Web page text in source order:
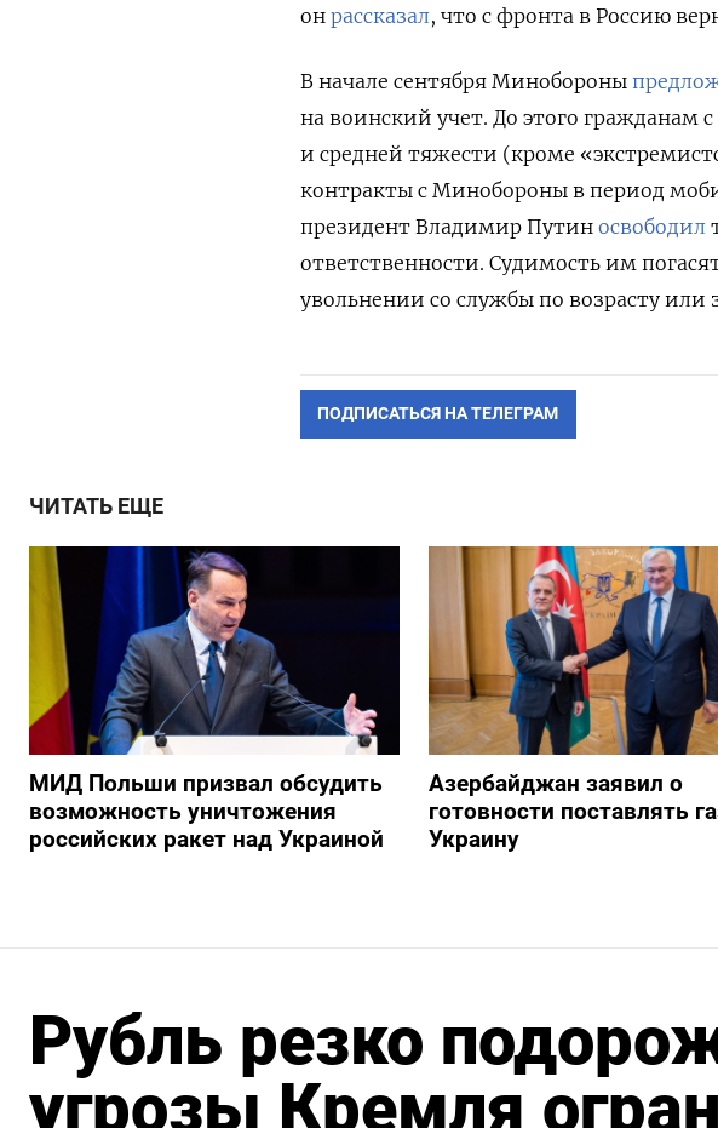
он рассказал, что с фронта в Россию
В начале сентября Минобороны
на воинский учет. До этого гражданам
и средней тяжести (кроме
контракты с Минобороны в период
президент Владимир Путин освободил
ответственности. Судимость им
увольнении со службы по возрасту или
ПОДПИСАТЬСЯ НА ТЕЛЕГРАМ
ЧИТАТЬ ЕЩЕ
МИД Польши призвал обсудить
возможность уничтожения
российских ракет над Украиной
Азербайджан заявил о
готовности поставлять
Украину
Рубль резко
угрозы Кремля